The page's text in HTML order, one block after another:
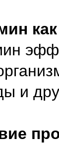
и